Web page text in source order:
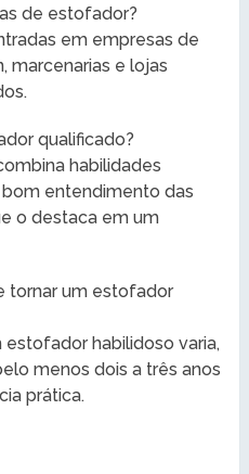
de estofador?
em empresas de
marcenarias e lojas
qualificado?
habilidades
entendimento das
o destaca em um
tornar um estofador
habilidoso varia,
menos dois a três anos
prática.